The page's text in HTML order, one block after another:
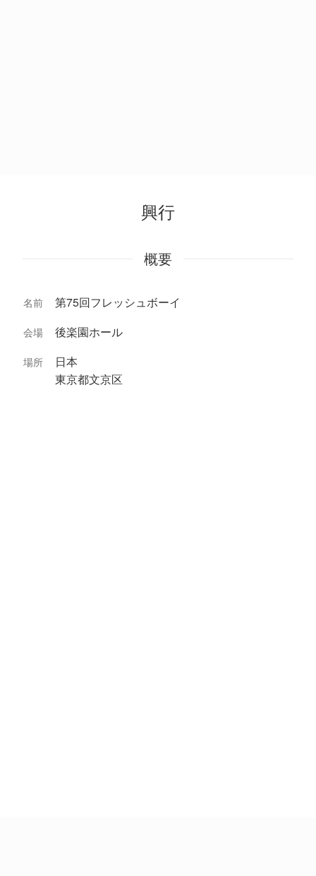
興行
概要
名前 第75回フレッシュボーイ
会場 後楽園ホール
場所
日本
東京都文京区